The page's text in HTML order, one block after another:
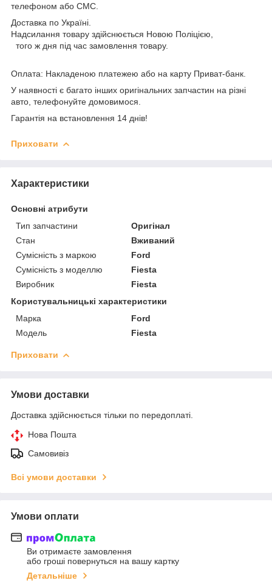
телефоном або СМС.
Доставка по Україні.
Надсилання товару здійснюється Новою Поліцією,
того ж дня під час замовлення товару.
Оплата: Накладеною платежею або на карту Приват-банк.
У наявності є багато інших оригінальних запчастин на різні
авто, телефонуйте домовимося.
Гарантія на встановлення 14 днів!
Приховати
Характеристики
Основні атрибути
Тип запчастини
Оригінал
Стан
Вживаний
Сумісність з маркою
Ford
Сумісність з моделлю
Fiesta
Виробник
Fiesta
Користувальницькі характеристики
Марка
Ford
Модель
Fiesta
Приховати
Умови доставки
Доставка здійснюється тільки по передоплаті.
Нова Пошта
Самовивіз
Всі умови доставки
Умови оплати
Ви отримаєте замовлення
або гроші повернуться на вашу картку
Детальніше